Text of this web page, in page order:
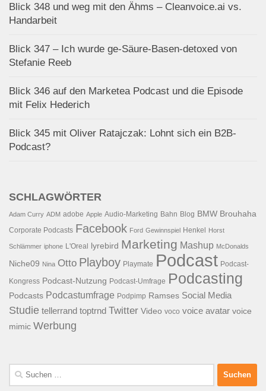
Blick 348 und weg mit den Ähms – Cleanvoice.ai vs.
Handarbeit
Blick 347 – Ich wurde ge-Säure-Basen-detoxed von
Stefanie Reeb
Blick 346 auf den Marketea Podcast und die Episode
mit Felix Hederich
Blick 345 mit Oliver Ratajczak: Lohnt sich ein B2B-
Podcast?
SCHLAGWÖRTER
Adam Curry ADM adobe Apple Audio-Marketing Bahn Blog BMW Brouhaha
Corporate Podcasts Facebook Ford Gewinnspiel Henkel Horst
Schlämmer iphone L'Oreal lyrebird Marketing Mashup McDonalds
Niche09 Nina Otto Playboy Playmate Podcast Podcast-
Kongress Podcast-Nutzung Podcast-Umfrage Podcasting
Podcasts Podcastumfrage Podpimp Ramses Social Media
Studie tellerrand toptrnd Twitter Video voco voice avatar voice
mimic Werbung
Suchen
nach: